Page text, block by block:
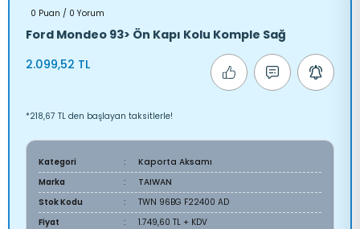
0 Puan / 0 Yorum
Ford Mondeo 93> Ön Kapı Kolu Komple Sağ
2.099,52 TL
*218,67 TL den başlayan taksitlerle!
Kategori
Kaporta Aksamı
Marka
TAIWAN
Stok Kodu
TWN 96BG F22400 AD
Fiyat
1.749,60 TL + KDV